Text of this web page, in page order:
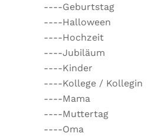
----Geburtstag
----Halloween
----Hochzeit
----Jubiläum
----Kinder
----Kollege / Kollegin
----Mama
----Muttertag
----Oma